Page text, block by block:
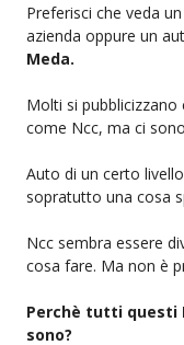
Preferisci che veda
azienda oppure un
Meda.
Molti si
come Ncc, ma ci
Auto di un certo
sopratutto una cosa
Ncc sembra essere
cosa fare. Ma non è
Perchè tutti questi
sono?